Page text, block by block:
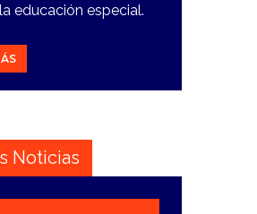
educación especial.
Noticias